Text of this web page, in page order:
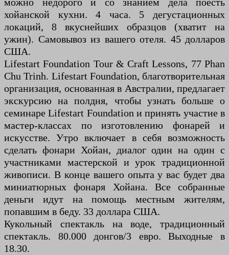
хойанской кухни. 4 часа. 5 дегустационных
локаций, 8 вкуснейших образцов (хватит на
ужин). Самовывоз из вашего отеля. 45 долларов
США.
Lifestart Foundation Tour & Craft Lessons, 77 Phan
Chu Trinh. Lifestart Foundation, благотворительная
организация, основанная в Австралии, предлагает
экскурсию на полдня, чтобы узнать больше о
семинаре Lifestart Foundation и принять участие в
мастер-классах по изготовлению фонарей и
искусстве. Утро включает в себя возможность
сделать фонари Хойан, диалог один на один с
участниками мастерской и урок традиционной
живописи. В конце вашего опыта у вас будет два
миниатюрных фонаря Хойана. Все собранные
деньги идут на помощь местным жителям,
попавшим в беду. 33 доллара США.
Кукольный спектакль на воде, традиционный
спектакль. 80.000 донгов/3 евро. Выходные в
18.30.